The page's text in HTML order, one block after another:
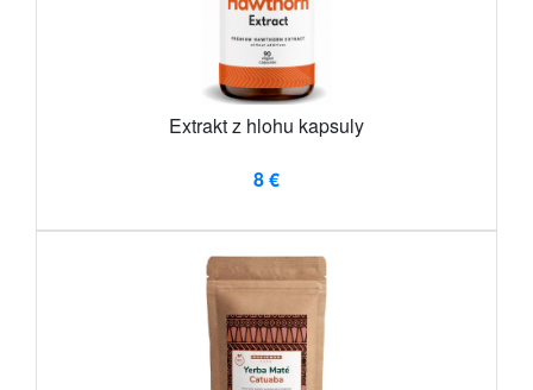
Extrakt z hlohu kapsuly
8 €